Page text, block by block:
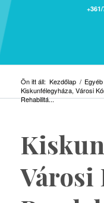
Ön itt áll: Kezdőlap /
Kiskunfélegyháza, Városi
Rehabilitá...
Városi